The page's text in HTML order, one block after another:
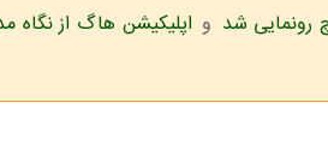
رونمایی شد و اپلیکیشن هاگ از نگاه